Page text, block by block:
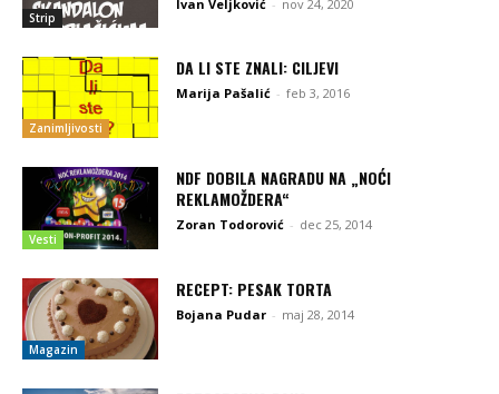
Strip
Ivan Veljković - nov 24, 2020
Zanimljivosti
DA LI STE ZNALI: CILJEVI
Marija Pašalić - feb 3, 2016
Vesti
NDF DOBILA NAGRADU NA „NOĆI
REKLAMOŽDERA“
Zoran Todorović - dec 25, 2014
Magazin
RECEPT: PESAK TORTA
Bojana Pudar - maj 28, 2014